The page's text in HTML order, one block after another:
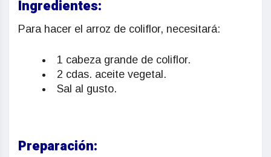
Ingredientes:
Para hacer el arroz de coliflor, necesitará:
1 cabeza grande de coliflor.
2 cdas. aceite vegetal.
Sal al gusto.
Preparación: